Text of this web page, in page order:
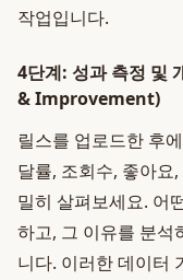
작업입니다.
4단계: 성과 측정
& Improvement)
릴스를 업로드한 후
달률, 조회수, 좋아요
밀히 살펴보세요. 어
하고, 그 이유를 분석
니다. 이러한 데이터